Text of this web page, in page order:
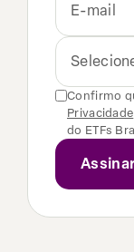
Confirmo
Privacidade
do ETFs